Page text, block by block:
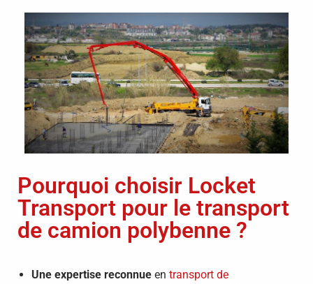
Pourquoi choisir Locket
Transport pour le transport
de camion polybenne ?
Une expertise reconnue en transport de